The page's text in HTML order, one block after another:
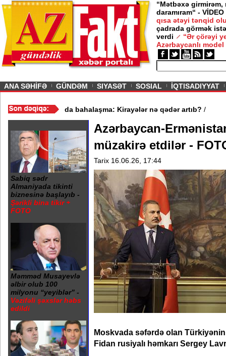
“Mətbəxə girmirəm,
daramıram“ - VİDEO
qısa ətəyi tənqid
çadrada görmək
verdi
“Ər çörəyi
Azərbaycanlı model
ANA SƏHİFƏ GÜNDƏM SIYASƏT SOSIAL İQTISADIYYAT
- VİDEO/Mənzil bazarında bahalaşma: Kirayələr nə qədər
Sabiq sədr
Almaniyada tikinti
biznesinə başlayıb -
Şərikli bina tikir +
FOTO
Məmməd Musayevlə
əlbir olub 100
milyonu “yeyiblər” -
Vəzifəli şəxslər həbs
edildi
Azərbaycan-
müzakirə etdilər -
Tarix 16.06.26, 17:44
Moskvada səfərdə olan
Fidan rusiyalı həmkarı Sergey